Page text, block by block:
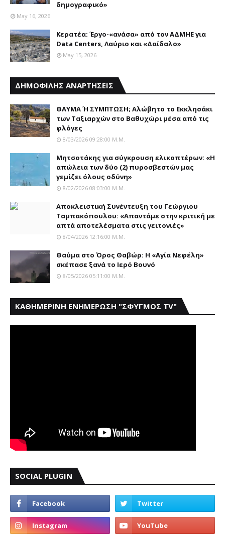
δημογραφικό»
May 16, 2026
Κερατέα: Έργο-«ανάσα» από τον ΑΔΜΗΕ για
Data Centers, Λαύριο και «Δαίδαλο»
May 15, 2026
ΔΗΜΟΦΙΛΗΣ ΑΝΑΡΤΗΣΕΙΣ
ΘΑΥΜΑ Ή ΣΥΜΠΤΩΣΗ; Aλώβητο το Eκκλησάκι
των Tαξιαρχών στο Bαθυχώρι μέσα από τις
φλόγες
8/03/2026 09:28:00 Μ.μ.
Μητσοτάκης για σύγκρουση ελικοπτέρων: «Η
απώλεια των δύο (2) πυροσβεστών μας
γεμίζει όλους οδύνη»
8/02/2026 08:03:00 Μ.μ.
Αποκλειστική Συνέντευξη του Γεώργιου
Ταμπακόπουλου: «Απαντάμε στην κριτική με
απτά αποτελέσματα στις γειτονιές»
8/04/2026 12:16:00 Μ.μ.
Θαύμα στο Όρος Θαβώρ: H «Aγία Nεφέλη»
σκέπασε ξανά το Iερό Bουνό
8/05/2026 05:11:00 Μ.μ.
ΚΑΘΗΜΕΡΙΝΗ ΕΝΗΜΕΡΩΣΗ "ΣΦΥΓΜΟΣ TV"
SOCIAL PLUGIN